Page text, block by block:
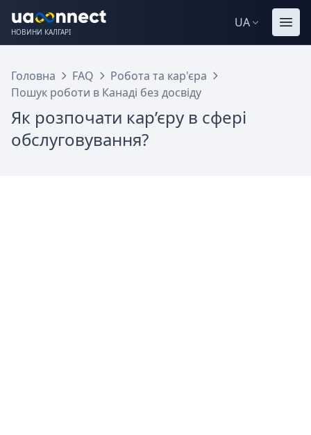
НОВИНИ КАЛГАРІ
UA
Головна FAQ
Робота та кар'єра
Пошук роботи в Канаді без досвіду
Як розпочати кар’єру в сфері
обслуговування?